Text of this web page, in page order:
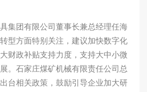
团有限公司董事长兼总经理任海
型方面特别关注，建议加快数字化
财政补贴支持力度，支持大中小微
。石家庄煤矿机械有限责任公司总
台相关政策，鼓励引导企业加大研